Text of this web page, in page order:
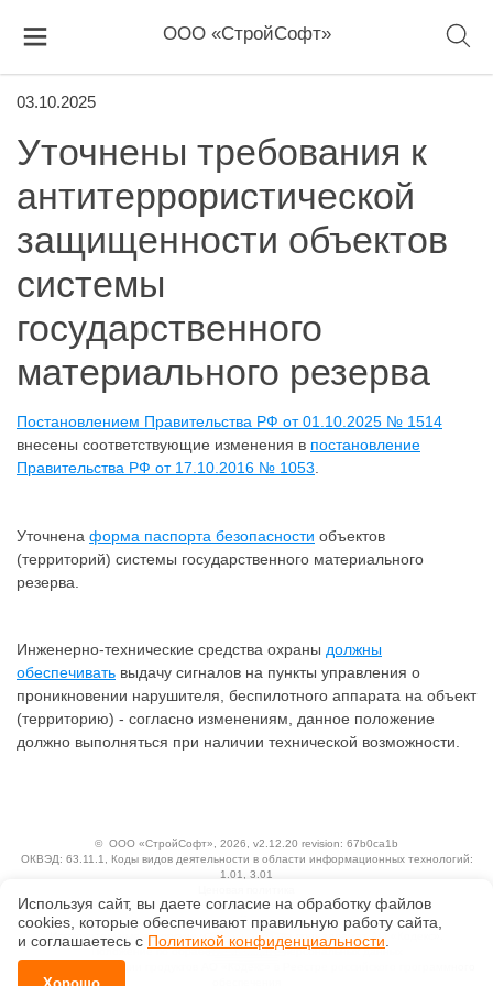
ООО «СтройСофт»
03.10.2025
Уточнены требования к
антитеррористической
защищенности объектов
системы
государственного
материального резерва
Постановлением Правительства РФ от 01.10.2025 № 1514
внесены соответствующие изменения в постановление
Правительства РФ от 17.10.2016 № 1053
Уточнена форма паспорта безопасности объектов
(территорий) системы государственного материального
резерва.
Инженерно-технические средства охраны должны
обеспечивать выдачу сигналов на пункты управления о
проникновении нарушителя, беспилотного аппарата на объект
(территорию) - согласно изменениям, данное положение
должно выполняться при наличии технической возможности.
© ООО «СтройСофт» , 2026, v2.12.20 revision: 67b0ca1b
ОКВЭД: 63.11.1, Коды видов деятельности в области информационных технологий:
1.01, 3.01
Технологии
Исключительные авторские и смежные права принадлежат АО «Кодекс».
Положение по обработке и защите персональных данных
Справка о регистрации продуктов АО «Кодекс» в Реестре российского программного
Используя сайт, вы даете согласие на обработку файлов
сооkiеs, которые обеспечивают правильную работу сайта,
и соглашаетесь с Политикой конфиденциальности